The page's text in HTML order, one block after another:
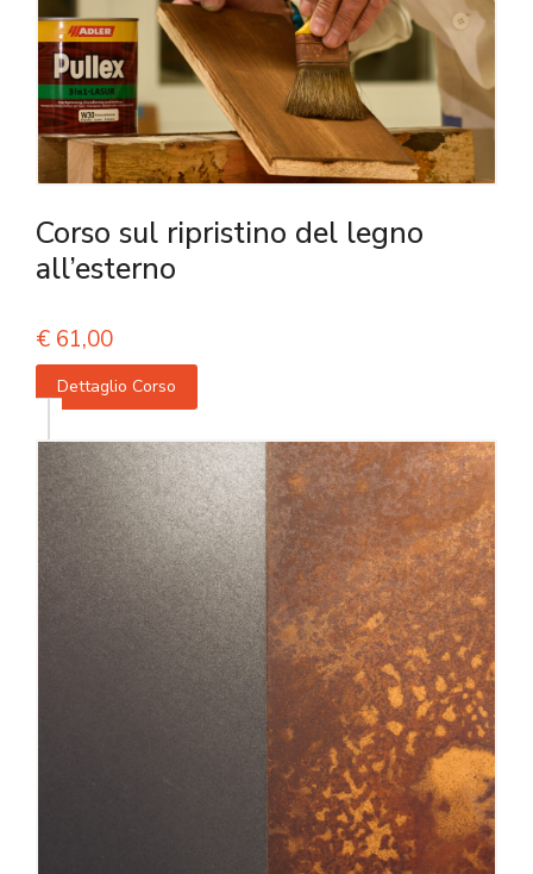
Corso sul ripristino del legno
all’esterno
€ 61,00
Dettaglio Corso